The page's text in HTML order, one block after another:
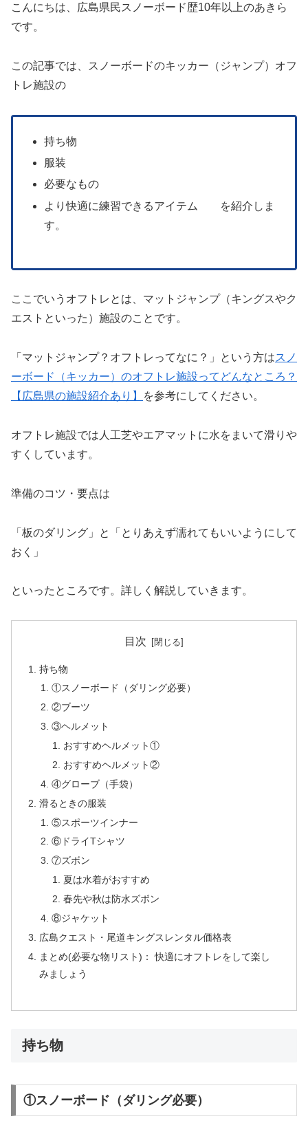
こんにちは、広島県民スノーボード歴10年以上のあきら
です。
この記事では、スノーボードのキッカー（ジャンプ）オフ
トレ施設の
持ち物
服装
必要なもの
より快適に練習できるアイテム を紹介しま
す。
ここでいうオフトレとは、マットジャンプ（キングスやク
エストといった）施設のことです。
「マットジャンプ？オフトレってなに？」という方はスノ
ーボード（キッカー）のオフトレ施設ってどんなところ？
【広島県の施設紹介あり】
を参考にしてください。
オフトレ施設では人工芝やエアマットに水をまいて滑りや
すくしています。
準備のコツ・要点は
「板のダリング」と「とりあえず濡れてもいいようにして
おく」
といったところです。詳しく解説していきます。
目次
持ち物
①スノーボード（ダリング必要）
②ブーツ
③ヘルメット
おすすめヘルメット①
おすすめヘルメット②
④グローブ（手袋）
滑るときの服装
⑤スポーツインナー
⑥ドライTシャツ
⑦ズボン
夏は水着がおすすめ
春先や秋は防水ズボン
⑧ジャケット
広島クエスト・尾道キングスレンタル価格表
まとめ(必要な物リスト)： 快適にオフトレをして楽し
みましょう
持ち物
①スノーボード（ダリング必要）